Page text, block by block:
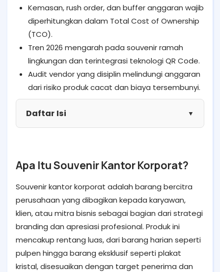
Kemasan, rush order, dan buffer anggaran wajib
diperhitungkan dalam Total Cost of Ownership
(TCO).
Tren 2026 mengarah pada souvenir ramah
lingkungan dan terintegrasi teknologi QR Code.
Audit vendor yang disiplin melindungi anggaran
dari risiko produk cacat dan biaya tersembunyi.
Daftar Isi ▼
Apa Itu Souvenir Kantor Korporat?
Souvenir kantor korporat adalah barang bercitra
perusahaan yang dibagikan kepada karyawan,
klien, atau mitra bisnis sebagai bagian dari strategi
branding dan apresiasi profesional. Produk ini
mencakup rentang luas, dari barang harian seperti
pulpen hingga barang eksklusif seperti plakat
kristal, disesuaikan dengan target penerima dan